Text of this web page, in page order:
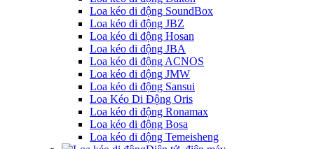
Loa kéo di động SoundBox
Loa kéo di động JBZ
Loa kéo di động Hosan
Loa kéo di động JBA
Loa kéo di động ACNOS
Loa kéo di động JMW
Loa kéo di động Sansui
Loa Kéo Di Động Oris
Loa kéo di động Ronamax
Loa kéo di động Bosa
Loa kéo di động Temeisheng